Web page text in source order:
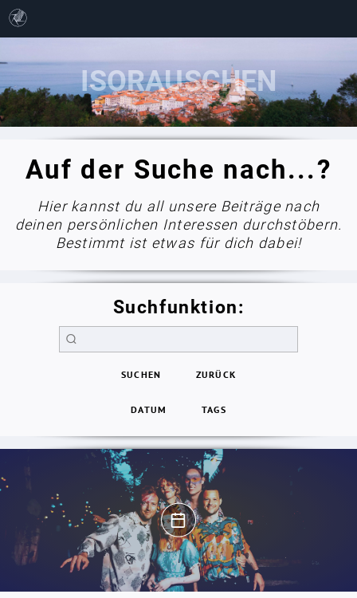
Auf der Suche nach...?
Hier kannst du all unsere Beiträge nach
deinen persönlichen Interessen durchstöbern.
Bestimmt ist etwas für dich dabei!
Suchfunktion:
SUCHEN ZURÜCK
DATUM TAGS